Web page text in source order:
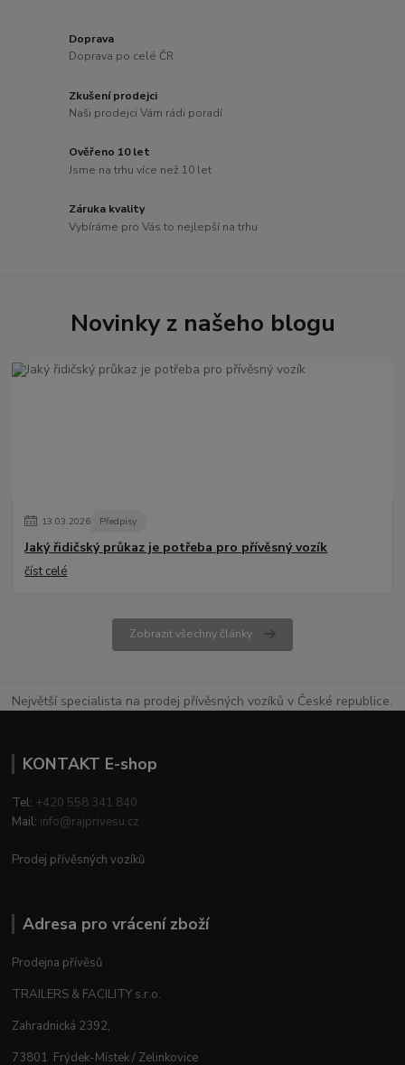
Doprava
Doprava po celé ČR
Zkušení prodejci
Naši prodejci Vám rádi poradí
Ověřeno 10 let
Jsme na trhu více než 10 let
Záruka kvality
Vybíráme pro Vás to nejlepší na trhu
Novinky z našeho blogu
13.03.2026 Předpisy
Jaký řidičský průkaz je potřeba pro přívěsný vozík
číst celé
Zobrazit všechny články
Největší specialista na prodej přívěsných vozíků v České republice.
KONTAKT E-shop
Tel: +420 558 341 840
Mail: info@rajprivesu.cz
Prodej přívěsných vozíků
Adresa pro vrácení zboží
Prodejna přívěsů
TRAILERS & FACILITY s.r.o.
Zahradnická 2392,
73801 Frýdek-Místek / Zelinkovice